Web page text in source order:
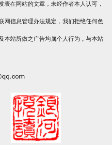
在网站的文章，未经作者本人认可，
网信息管理办法规定，我们拒绝任何色
本站所做之广告均属个人行为，与本站